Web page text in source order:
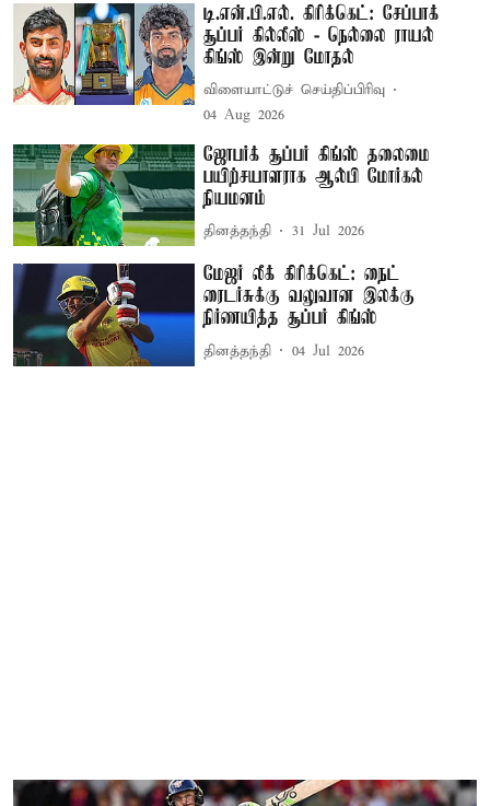
டி.என்.பி.எல். கிரிக்கெட்: சேப்பாக்
சூப்பர் கில்லீஸ் - நெல்லை ராயல்
கிங்ஸ் இன்று மோதல்
விளையாட்டுச் செய்திப்பிரிவு
04 Aug 2026
ஜோபர்க் சூப்பர் கிங்ஸ் தலைமை
பயிற்சயாளராக ஆல்பி மோர்கல்
நியமனம்
தினத்தந்தி 31 Jul 2026
மேஜர் லீக் கிரிக்கெட்: நைட்
ரைடர்சுக்கு வலுவான இலக்கு
நிர்ணயித்த சூப்பர் கிங்ஸ்
தினத்தந்தி 04 Jul 2026